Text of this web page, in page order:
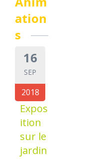
ation
s
16
SEP
2018
Expos
ition
sur le
jardin